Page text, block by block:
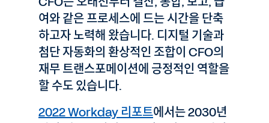
여와 같은 프로세스에 드는 시간을 단축
하고자 노력해 왔습니다. 디지털 기술과
첨단 자동화의 환상적인 조합이 CFO의
재무 트랜스포메이션에 긍정적인 역할을
할 수도 있습니다.
2022 Workday 리포트에서는 2030년